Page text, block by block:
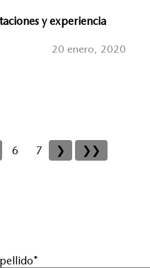
y experiencia
20 enero, 2020
6 7 ❯ ❯❯
*